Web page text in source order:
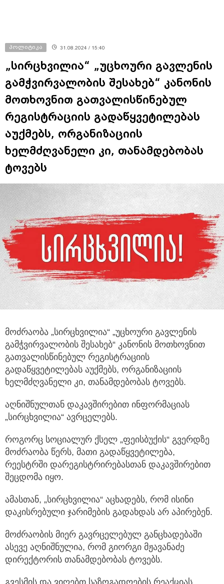
პოლიტიკა 31.08.2024 / 15:40
„სირცხვილია“ „უცხოური გავლენის
გამჭვირვალობის შესახებ“ კანონის
მოთხოვნით გათვალისწინებულ
რეგისტრაციის გადაწყვეტილებას
აუქმებს, ორგანიზაციის
ხელმძღვანელი კი, თანამდებობას
ტოვებს
მოძრაობა „სირცხვილია“ „უცხოური გავლენის
გამჭვირვალობის შესახებ“ კანონის მოთხოვნით
გათვალისწინებულ რეგისტრაციის
გადაწყვეტილებას აუქმებს, ორგანიზაციის
ხელმძღვანელი კი, თანამდებობას ტოვებს.
აღნიშნულთან დაკავშირებით ინფორმაციას
„სირცხვილია“ ავრცელებს.
როგორც სოციალურ ქსელ „ფეისბუქის“ გვერდზე
მოძრაობა წერს, მათი გადაწყვეტილება,
რეესტრში დარეგისტრირებასთან დაკავშირებით
შეცდომა იყო.
ამასთან, „სირცხვილია“ აცხადებს, რომ ისინი
დაკისრებული ჯარიმების გადახდას არ აპირებენ.
მოძრაობის მიერ გავრცელებულ განცხადებაში
ასევე აღნიშნულია, რომ გიორგი მჟავანაძე
დირექტორის თანამდებობას ტოვებს.
გვესმის და ვიღებთ საზოგადოების რეაქციას.